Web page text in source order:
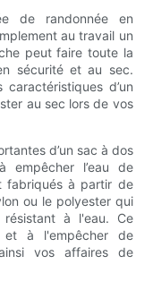
de randonnée en
au travail un
peut faire toute la
sécurité et au sec.
d’un
au sec lors de vos
d’un sac à dos
l’eau de
fabriqués à partir de
ou le polyester qui
à l'eau. Ce
et à l'empêcher de
vos affaires de